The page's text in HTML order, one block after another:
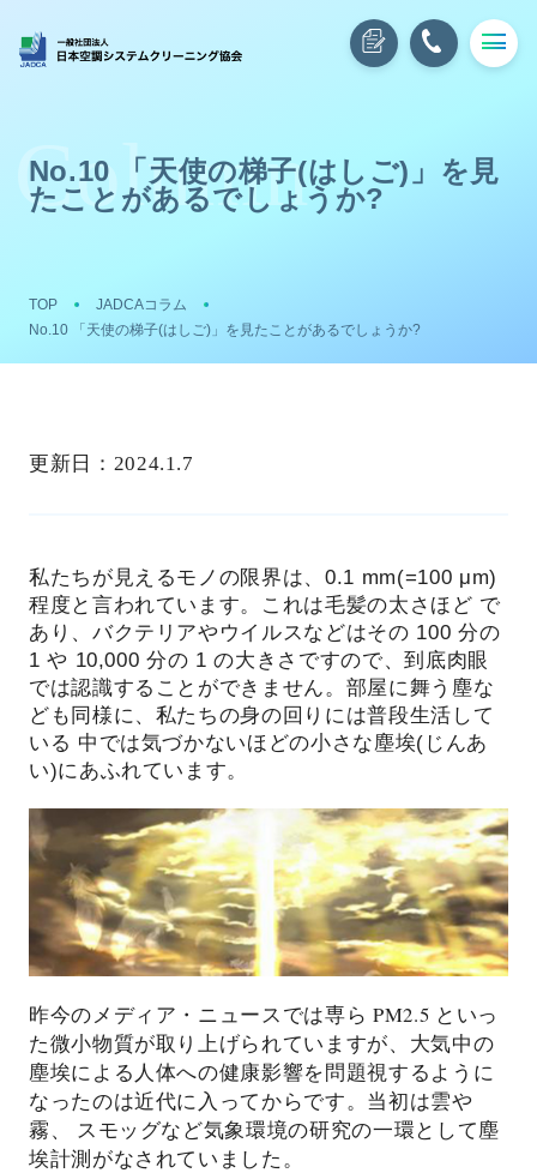
TOP
JADCAコラム
No.10 「天使の梯子(はしご)」を見たことがあるでしょうか?
No.10 「天使の梯子(はしご)」を見
たことがあるでしょうか?
更新日： 2024.1.7
私たちが見えるモノの限界は、0.1 mm(=100 μm)
程度と言われています。これは毛髪の太さほど で
あり、バクテリアやウイルスなどはその 100 分の
1 や 10,000 分の 1 の大きさですので、到底肉眼
では認識することができません。部屋に舞う塵な
ども同様に、私たちの身の回りには普段生活して
いる 中では気づかないほどの小さな塵埃(じんあ
い)にあふれています。
昨今のメディア・ニュースでは専ら PM2.5 といっ
た微小物質が取り上げられていますが、大気中の
塵埃による人体への健康影響を問題視するように
なったのは近代に入ってからです。当初は雲や
霧、 スモッグなど気象環境の研究の一環として塵
埃計測がなされていました。